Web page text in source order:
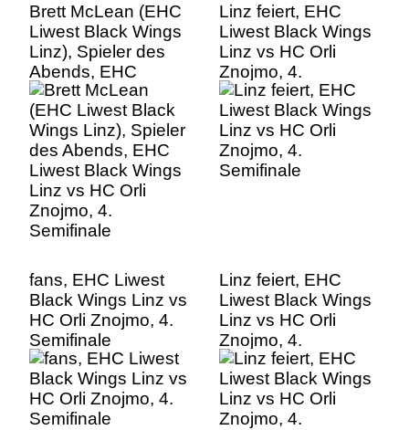
Brett McLean (EHC
Liwest Black Wings
Linz), Spieler des
Abends, EHC
Liwest Black Wings
Linz vs HC Orli
Znojmo, 4.
Semifinale
Linz feiert, EHC
Liwest Black Wings
Linz vs HC Orli
Znojmo, 4.
Semifinale
fans, EHC Liwest
Black Wings Linz vs
HC Orli Znojmo, 4.
Semifinale
Linz feiert, EHC
Liwest Black Wings
Linz vs HC Orli
Znojmo, 4.
Semifinale